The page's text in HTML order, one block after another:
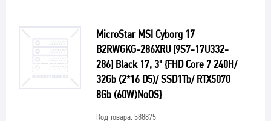
MicroStar MSI Cyborg 17
B2RWGKG-286XRU [9S7-17U332-
286] Black 17, 3" {FHD Core 7 240H/
32Gb (2*16 D5)/ SSD1Tb/ RTX5070
8Gb (60W)NoOS}
Код товара: 588875